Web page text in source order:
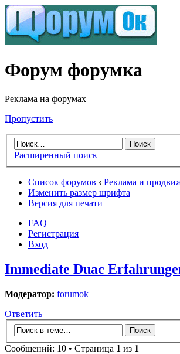
Форум форумка
Реклама на форумах
Пропустить
Расширенный поиск
Список форумов ‹ Реклама и
Изменить размер шрифта
Версия для печати
FAQ
Регистрация
Вход
Immediate Duac
Модератор: forumok
Ответить
Сообщений: 10 • Страница 1 из 1